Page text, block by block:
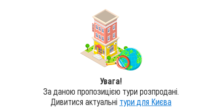
Увага!
За даною пропозицією тури розпродані.
Дивитися актуальні тури для Києва